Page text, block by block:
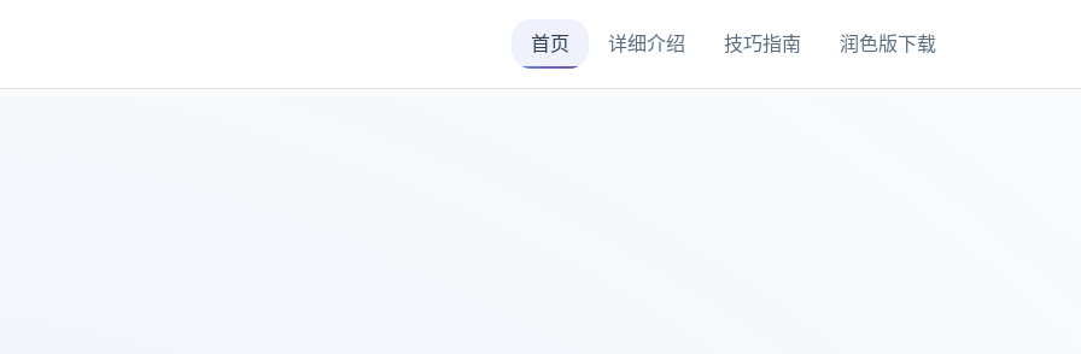
首页 详细介绍 技巧指南 润色版下载